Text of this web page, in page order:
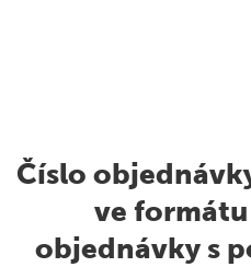
Číslo
ve
objednávky s